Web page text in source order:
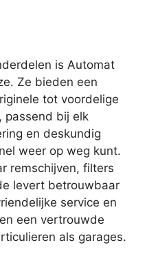
is Automat
Ze bieden een
tot voordelige
passend bij elk
en deskundig
weer op weg kunt.
remschijven, filters
levert betrouwbaar
service en
een vertrouwde
als garages.